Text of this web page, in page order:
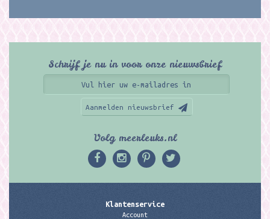
Schrijf je nu in voor onze nieuwsbrief
Aanmelden nieuwsbrief
Volg meerleuks.nl
Klantenservice
Account